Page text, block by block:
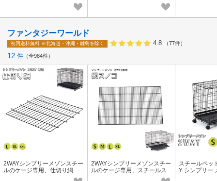
ファンタジーワールド
初回送料無料 ※北海道・沖縄・離島を除く 4.8 （77件）
12 件 全984件
2WAYシンプリーメゾンスチー
ルのケージ専用、仕切り網
2WAYシンプリーメゾンスチー
ルのケージ専用、スチールス
スチールペ
Y シンプリー